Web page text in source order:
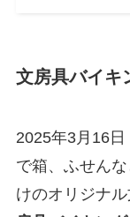
文房具バイキ
2025年3月16
で箱、ふせん
けのオリジナ